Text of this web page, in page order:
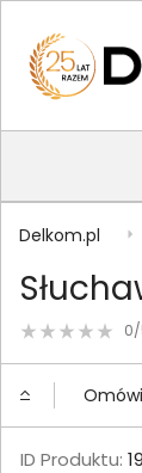
Delkom.pl
ID Produktu: